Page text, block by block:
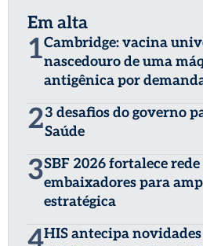
Em alta
1Cambridge: vacina
nascedouro de uma
antigênica por
23 desafios do governo
Saúde
3SBF 2026 fortalece rede
embaixadores para
estratégica
HIS antecipa